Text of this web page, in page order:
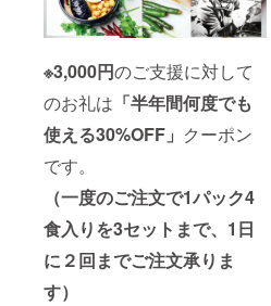
※3,000円のご支援に対して
のお礼は 「半年間何度でも
使える30%OFF」 クーポン
です。
（一度のご注文で1パック4
食入りを3セットまで、1日
に２回までご注文承りま
す）